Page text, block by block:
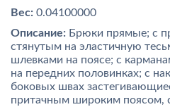
Вес: 0.04100000
Описание: Брюки прямые; с
стянутым на эластичную
шлевками на поясе; с
на передних половинках; с
боковых швах
притачным широким поясом,